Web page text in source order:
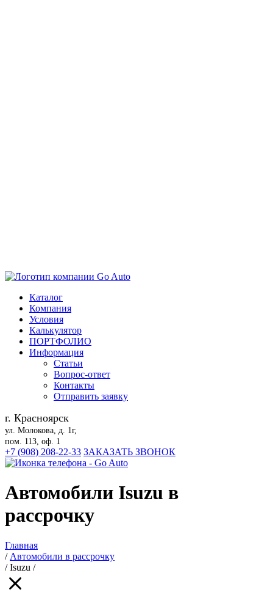
Каталог
Компания
Условия
Калькулятор
ПОРТФОЛИО
Информация
Статьи
Вопрос-ответ
Контакты
Отправить заявку
г. Красноярск
ул. Молокова, д. 1г,
пом. 113, оф. 1
+7 (908) 208-22-33 ЗАКАЗАТЬ ЗВОНОК
Автомобили Isuzu в
рассрочку
Главная
/ Автомобили в рассрочку
/Isuzu /